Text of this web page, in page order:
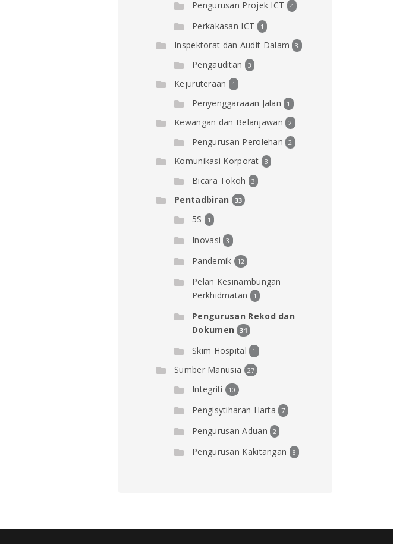
Pengurusan Projek ICT 4
Perkakasan ICT 1
Inspektorat dan Audit Dalam 3
Pengauditan 3
Kejuruteraan 1
Penyenggaraaan Jalan 1
Kewangan dan Belanjawan 2
Pengurusan Perolehan 2
Komunikasi Korporat 3
Bicara Tokoh 3
Pentadbiran 33
5S 1
Inovasi 3
Pandemik 12
Pelan Kesinambungan
Perkhidmatan
1
Pengurusan Rekod dan
Dokumen
31
Skim Hospital 1
Sumber Manusia 27
Integriti 10
Pengisytiharan Harta 7
Pengurusan Aduan 2
Pengurusan Kakitangan 8